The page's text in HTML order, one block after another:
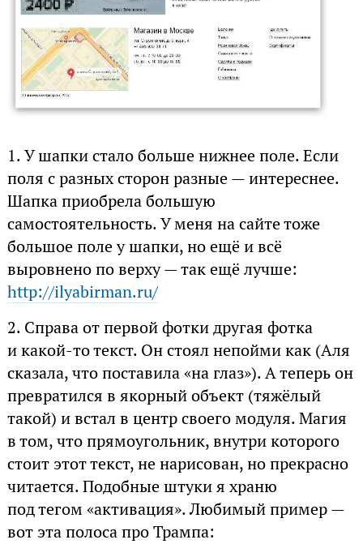
1.У шапки стало больше нижнее поле. Если
поля с разных сторон разные — интереснее.
Шапка приобрела большую
самостоятельность. У меня на сайте тоже
большое поле у шапки, но ещё и всё
выровнено по верху — так ещё лучше:
http://ilyabirman.ru/
2.Справа от первой фотки другая фотка
и какой-то текст. Он стоял непойми как (Аля
сказала, что поставила «на глаз»). А теперь он
превратился в якорный объект (тяжёлый
такой) и встал в центр своего модуля. Магия
в том, что прямоугольник, внутри которого
стоит этот текст, не нарисован, но прекрасно
читается. Подобные штуки я храню
под тегом «активация». Любимый пример —
вот эта полоса про Трампа: